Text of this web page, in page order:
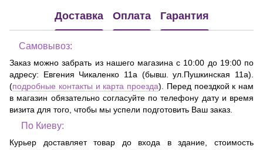
Доставка Оплата Гарантия
Самовывоз:
Заказ можно забрать из нашего магазина с 10:00 до 19:00 по
адресу: Евгения Чикаленко 11а (бывш. ул.Пушкинская 11а)
(подробные контакты и карта проезда). Перед поездкой к нам
в магазин обязательно согласуйте по телефону дату и время
визита для того, чтобы мы успели подготовить Ваш заказ.
По Киеву:
Курьер доставляет товар до входа в здание, стоимость